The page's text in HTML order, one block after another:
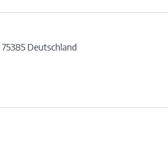
75385 Deutschland